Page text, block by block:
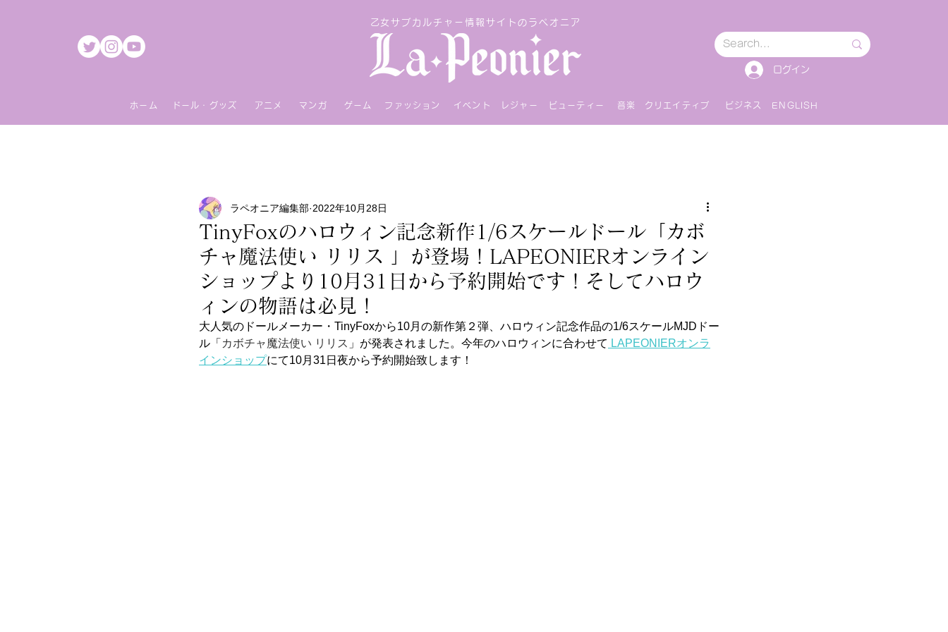
乙女サブカルチャー情報サイトのラペオニア
ログイン
ホーム ドール・グッズ アニメ マンガ ゲーム ファッション イベント レジャー ビューティー 音楽 クリエイティブ ビジネス ENGLISH
TinyFoxのハロウィン記念新作1/6スケールドール「カボ
チャ魔法使い リリス 」が登場！LAPEONIERオンライン
ショップより10月31日から予約開始です！そしてハロウ
ィンの物語は必見！
ラペオニア編集部 2022年10月28日
大人気のドールメーカー・TinyFoxから10月の新作第２弾、ハロウィン記念作品の1/6スケールMJDドー
ル「 カボチャ魔法使い リリス 」が発表されました。今年のハロウィンに合わせて LAPEONIERオンラ
インショップにて10月31日夜から予約開始致します！